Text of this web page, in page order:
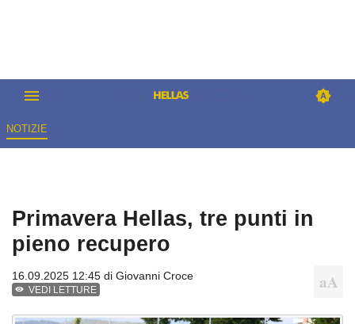
NOTIZIE
Primavera Hellas, tre punti in
pieno recupero
16.09.2025 12:45 di Giovanni Croce
VEDI LETTURE